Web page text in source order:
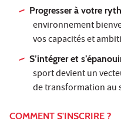
Progresser à votre
environnement
vos capacités et
S’intégrer et
sport devient un
de transformation au
COMMENT S'INSCRIRE ?